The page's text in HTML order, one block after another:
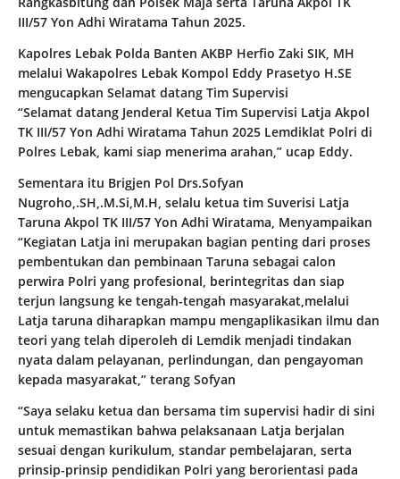
III/57 Yon Adhi Wiratama Tahun 2025.
Kapolres Lebak Polda Banten AKBP Herfio Zaki SIK, MH
melalui Wakapolres Lebak Kompol Eddy Prasetyo H.SE
mengucapkan Selamat datang Tim Supervisi
“Selamat datang Jenderal Ketua Tim Supervisi Latja Akpol
TK III/57 Yon Adhi Wiratama Tahun 2025 Lemdiklat Polri di
Polres Lebak, kami siap menerima arahan,” ucap Eddy.
Sementara itu Brigjen Pol Drs.Sofyan
Nugroho,.SH,.M.Si,M.H, selalu ketua tim Suverisi Latja
Taruna Akpol TK III/57 Yon Adhi Wiratama, Menyampaikan
“Kegiatan Latja ini merupakan bagian penting dari proses
pembentukan dan pembinaan Taruna sebagai calon
perwira Polri yang profesional, berintegritas dan siap
terjun langsung ke tengah-tengah masyarakat,melalui
Latja taruna diharapkan mampu mengaplikasikan ilmu dan
teori yang telah diperoleh di Lemdik menjadi tindakan
nyata dalam pelayanan, perlindungan, dan pengayoman
kepada masyarakat,” terang Sofyan
“Saya selaku ketua dan bersama tim supervisi hadir di sini
untuk memastikan bahwa pelaksanaan Latja berjalan
sesuai dengan kurikulum, standar pembelajaran, serta
prinsip-prinsip pendidikan Polri yang berorientasi pada